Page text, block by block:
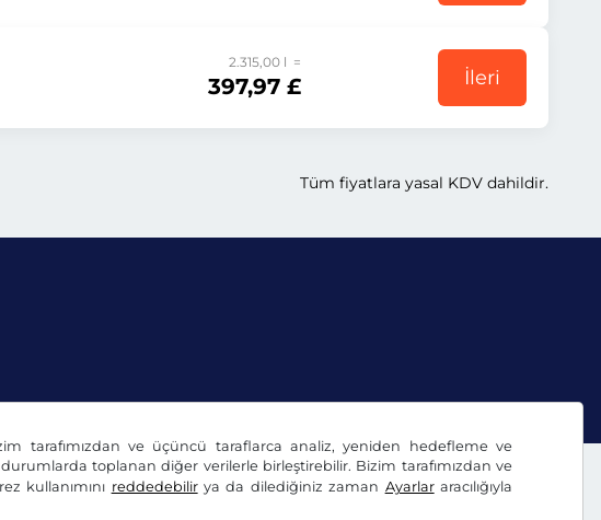
tarafımızdan ve üçüncü taraflarca analiz, yeniden hedefleme ve
toplanan diğer verilerle birleştirebilir. Bizim tarafımızdan ve
kullanımını reddedebilirya da dilediğiniz zaman Ayarlararacılığıyla
2.315,00 l =
397,97 £ İleri
Tüm fiyatlara yasal KDV dahildir.